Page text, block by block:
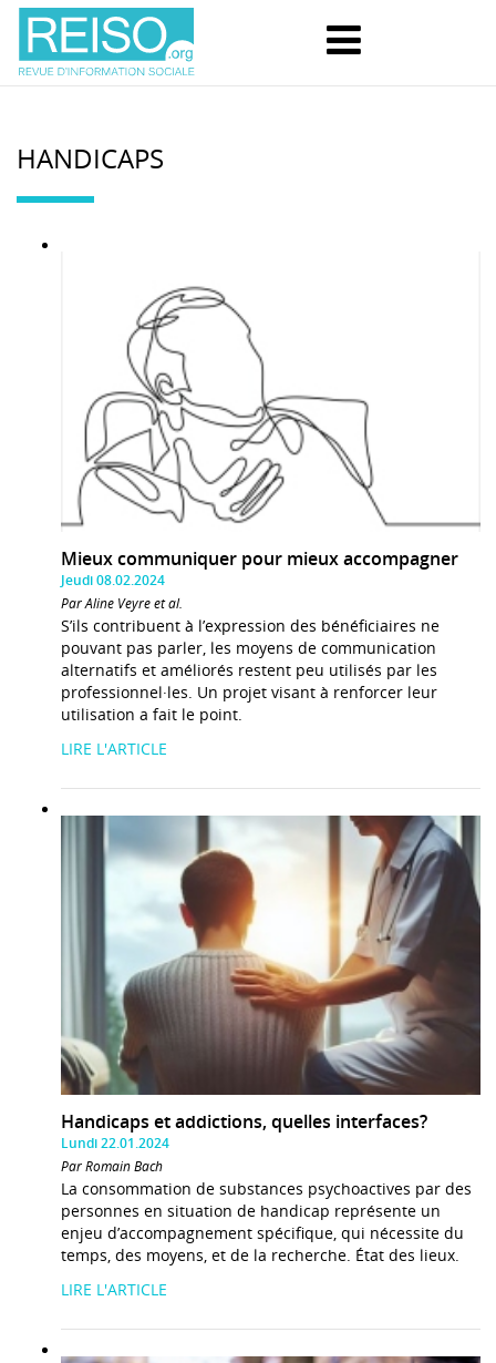
HANDICAPS
Mieux communiquer pour mieux accompagner
Jeudi 08.02.2024
Par Aline Veyre et al.
S’ils contribuent à l’expression des bénéficiaires ne
pouvant pas parler, les moyens de communication
alternatifs et améliorés restent peu utilisés par les
professionnel·les. Un projet visant à renforcer leur
utilisation a fait le point.
LIRE L'ARTICLE
Handicaps et addictions, quelles interfaces?
Lundi 22.01.2024
Par Romain Bach
La consommation de substances psychoactives par des
personnes en situation de handicap représente un
enjeu d’accompagnement spécifique, qui nécessite du
temps, des moyens, et de la recherche. État des lieux.
LIRE L'ARTICLE